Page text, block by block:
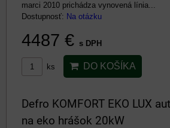
marci 2010 prichádza vynovená línia...
Dostupnosť: Na otázku
4487 € s DPH
ks DO KOŠÍKA
Defro KOMFORT EKO LUX
na eko hrášok 20kW